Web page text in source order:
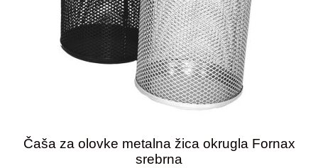
Čaša za olovke metalna žica okrugla Fornax
srebrna